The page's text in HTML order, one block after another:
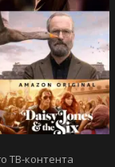
ТВ-контента